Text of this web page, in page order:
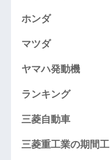
ホンダ
マツダ
ヤマハ発動機
ランキング
三菱自動車
三菱重工業の期間工